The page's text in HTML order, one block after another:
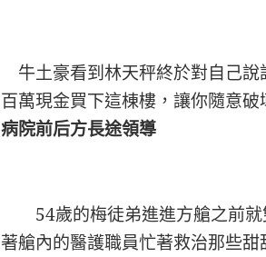
牛土豪看到林天秤終於對自己說
百萬現金買下這棟樓，讓你隨意
病院前后方長途領導
54歲的梅徒弟進進方艙之前就
著艙內的醫護職員忙著救治那些